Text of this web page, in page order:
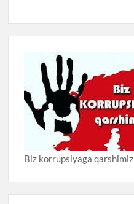
Biz korrupsiyaga qarshimiz